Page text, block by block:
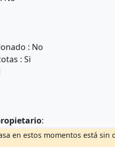
: No
: Si
:
en estos momentos está sin